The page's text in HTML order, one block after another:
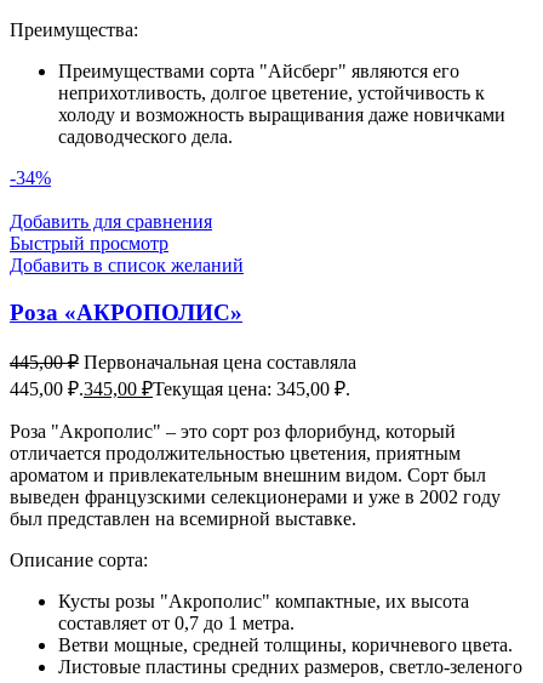
Преимущества:
Преимуществами сорта "Айсберг" являются его
неприхотливость, долгое цветение, устойчивость к
холоду и возможность выращивания даже новичками
садоводческого дела.
-34%
Добавить для сравнения
Быстрый просмотр
Добавить в список желаний
Роза «АКРОПОЛИС»
445,00₽ Первоначальная цена составляла
445,00 ₽.345,00 ₽Текущая цена: 345,00 ₽.
Роза "Акрополис" – это сорт роз флорибунд, который
отличается продолжительностью цветения, приятным
ароматом и привлекательным внешним видом. Сорт был
выведен французскими селекционерами и уже в 2002 году
был представлен на всемирной выставке.
Описание сорта:
Кусты розы "Акрополис" компактные, их высота
составляет от 0,7 до 1 метра.
Ветви мощные, средней толщины, коричневого цвета.
Листовые пластины средних размеров, светло-зеленого